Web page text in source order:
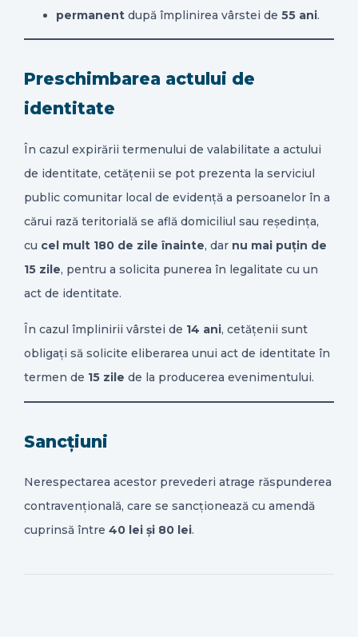
permanent după împlinirea vârstei de 55 ani.
Preschimbarea actului de
identitate
În cazul expirării termenului de valabilitate a actului
de identitate, cetățenii se pot prezenta la serviciul
public comunitar local de evidență a persoanelor în a
cărui rază teritorială se află domiciliul sau reședința,
cu cel mult 180 de zile înainte, dar nu mai puțin de
15 zile, pentru a solicita punerea în legalitate cu un
act de identitate.
În cazul împlinirii vârstei de 14 ani, cetățenii sunt
obligați să solicite eliberarea unui act de identitate în
termen de 15 zile de la producerea evenimentului.
Sancțiuni
Nerespectarea acestor prevederi atrage răspunderea
contravențională, care se sancționează cu amendă
cuprinsă între 40 lei și 80 lei.